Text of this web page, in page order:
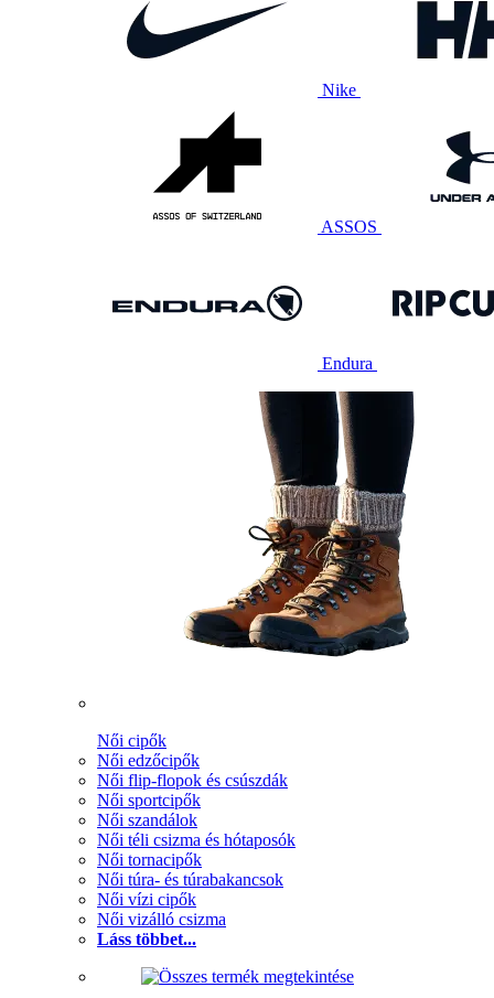
Nike
ASSOS
Endura
Női cipők
Női edzőcipők
Női flip-flopok és csúszdák
Női sportcipők
Női szandálok
Női téli csizma és hótaposók
Női tornacipők
Női túra- és túrabakancsok
Női vízi cipők
Női vizálló csizma
Láss többet...